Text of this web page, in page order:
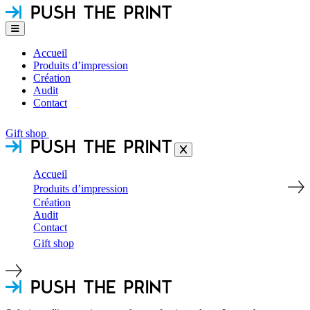
Accueil
Produits d’impression
Création
Audit
Contact
Gift shop
Accueil
Produits d’impression
Création
Audit
Contact
Gift shop